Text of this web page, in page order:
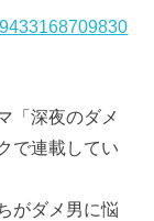
「深夜のダメ
で連載してい
がダメ男に悩